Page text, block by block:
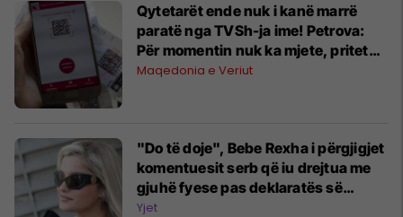
Qytetarët ende nuk i kanë marrë
paratë nga TVSh-ja ime! Petrova:
Për momentin nuk ka mjete, pritet
ribalanci i buxhetit
Maqedonia e Veriut
"Do të doje", Bebe Rexha i përgjigjet
komentuesit serb që iu drejtua me
gjuhë fyese pas deklaratës së
shumëpërfolur patriotike
Yjet